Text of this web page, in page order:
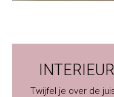
Twijfel je over de